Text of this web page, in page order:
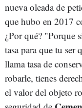
nueva oleada de
que hubo en 2017
¿Por qué? "Porque
tasa para que tu ser
llama tasa de
robarle, tienes
el valor del objeto